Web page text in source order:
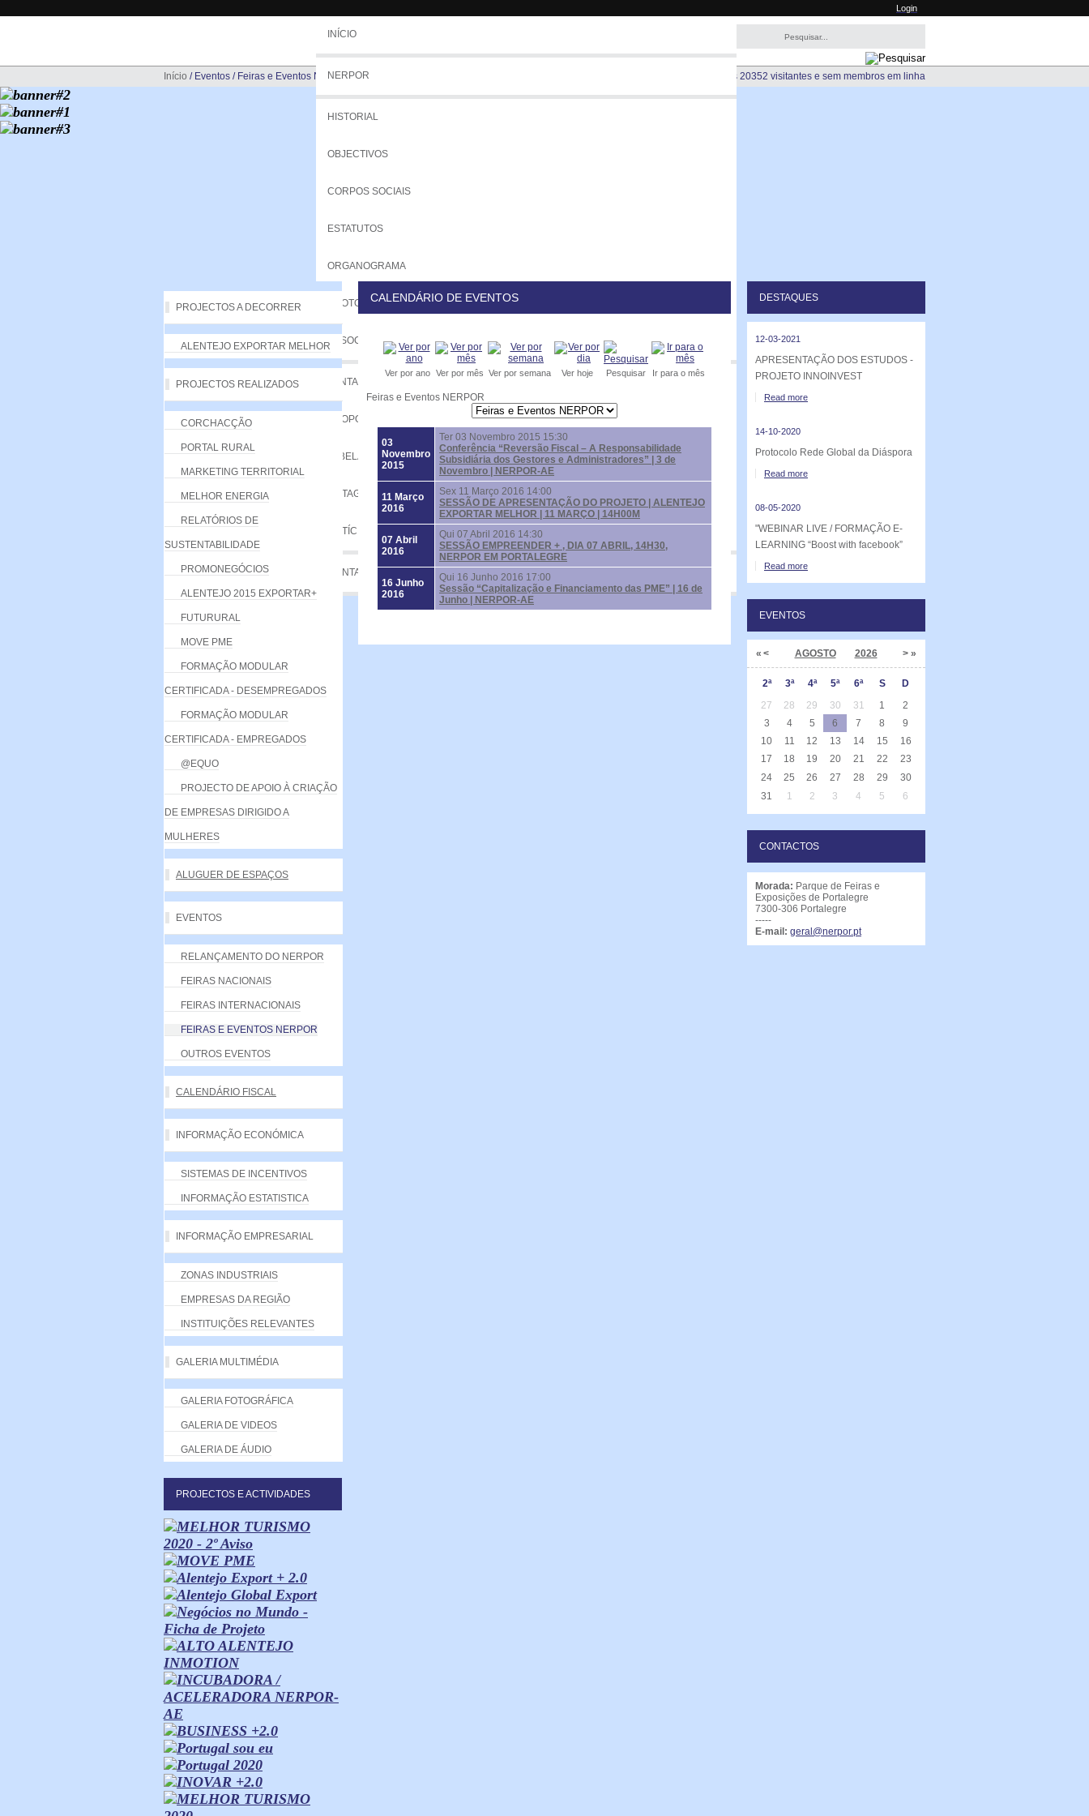
Login
INÍCIO
NERPOR
HISTORIAL
OBJECTIVOS
CORPOS SOCIAIS
ESTATUTOS
ORGANOGRAMA
PROTOCOLOS
ASSOCIADOS
VANTAGENS
PROPOSTA
TABELA DE QUOTAS
LISTAGEM
NOTÍCIAS
CONTACTE-NOS
Início / Eventos / Feiras e Eventos NERPOR Temos 20352 visitantes e sem membros em linha
PROJECTOS A DECORRER
ALENTEJO EXPORTAR MELHOR
PROJECTOS REALIZADOS
CORCHACÇÃO
PORTAL RURAL
MARKETING TERRITORIAL
MELHOR ENERGIA
RELATÓRIOS DE
SUSTENTABILIDADE
PROMONEGÓCIOS
ALENTEJO 2015 EXPORTAR+
FUTURURAL
MOVE PME
FORMAÇÃO MODULAR
CERTIFICADA - DESEMPREGADOS
FORMAÇÃO MODULAR
CERTIFICADA - EMPREGADOS
@EQUO
PROJECTO DE APOIO À CRIAÇÃO
DE EMPRESAS DIRIGIDO A
MULHERES
ALUGUER DE ESPAÇOS
EVENTOS
RELANÇAMENTO DO NERPOR
FEIRAS NACIONAIS
FEIRAS INTERNACIONAIS
FEIRAS E EVENTOS NERPOR
OUTROS EVENTOS
CALENDÁRIO FISCAL
INFORMAÇÃO ECONÓMICA
SISTEMAS DE INCENTIVOS
INFORMAÇÃO ESTATISTICA
INFORMAÇÃO EMPRESARIAL
ZONAS INDUSTRIAIS
EMPRESAS DA REGIÃO
INSTITUIÇÕES RELEVANTES
GALERIA MULTIMÉDIA
GALERIA FOTOGRÁFICA
GALERIA DE VIDEOS
GALERIA DE ÁUDIO
PROJECTOS E ACTIVIDADES
CALENDÁRIO DE EVENTOS
Ver por ano Ver por mês Ver por semana Ver hoje Pesquisar Ir para o mês
Feiras e Eventos NERPOR
03
Novembro
2015
Ter 03 Novembro 2015 15:30
Conferência “Reversão Fiscal – A Responsabilidade
Subsidiária dos Gestores e Administradores” | 3 de
Novembro | NERPOR-AE
11 Março
2016
Sex 11 Março 2016 14:00
SESSÃO DE APRESENTAÇÃO DO PROJETO | ALENTEJO
EXPORTAR MELHOR | 11 MARÇO | 14H00M
07 Abril
2016
Qui 07 Abril 2016 14:30
SESSÃO EMPREENDER + , DIA 07 ABRIL, 14H30,
NERPOR EM PORTALEGRE
16 Junho
2016
Qui 16 Junho 2016 17:00
Sessão “Capitalização e Financiamento das PME” | 16 de
Junho | NERPOR-AE
DESTAQUES
12-03-2021
APRESENTAÇÃO DOS ESTUDOS -
PROJETO INNOINVEST
Read more
14-10-2020
Protocolo Rede Global da Diáspora
Read more
08-05-2020
"WEBINAR LIVE / FORMAÇÃO E-
LEARNING “Boost with facebook”
Read more
EVENTOS
« < AGOSTO 2026 > »
2ª 3ª 4ª 5ª 6ª S
D
27
28 29 30 31 1
2
3
4 5 6 7 8
9
10
11 12 13 14 15
16
17
18 19 20 21 22
23
24
25 26 27 28 29
30
31
1 2 3 4 5 6
CONTACTOS
Morada: Parque de Feiras e
Exposições de Portalegre
7300-306 Portalegre
-----
E-mail: geral@nerpor.pt